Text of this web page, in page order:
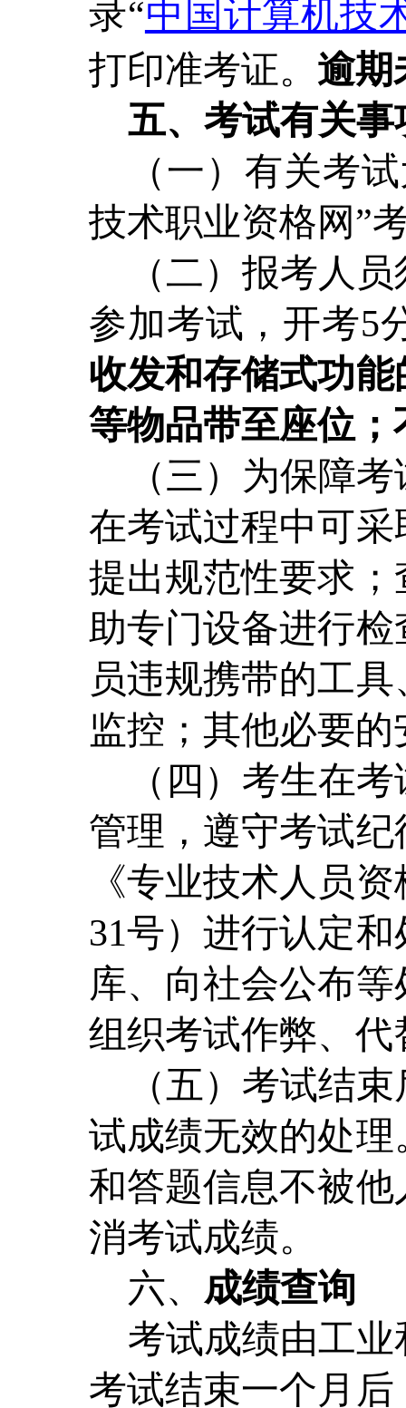
录“中国计算机技
打印准考证。 逾期
五、 考试有关事
（一）有关考
技术职业资格网”
（二）报考人
参加考试，开考5
收发和存储式功
等物品带至座位
（三）为保障
在考试过程中可
提出规范性要求
助专门设备进行
员违规携带的工
监控；其他必要
（四）考生在
管理，遵守考试
《专业技术人员
31号）进行认定
库、向社会公布
组织考试作弊、
（五）考试结
试成绩无效的处
和答题信息不被
消考试成绩。
六、 成绩查询
考试成绩由工
考试结束一个月